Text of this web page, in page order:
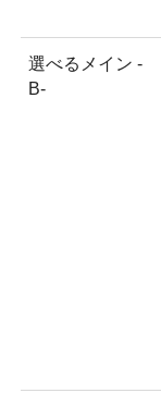
選べるメイン -
B-